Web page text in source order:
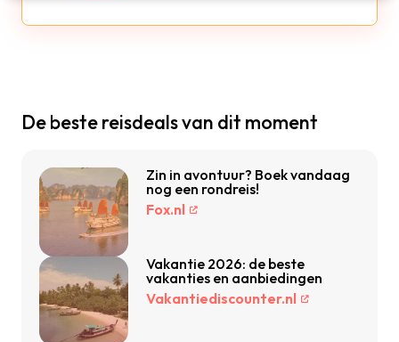
De beste reisdeals van dit moment
Zin in avontuur? Boek vandaag
nog een rondreis!
Fox.nl
Vakantie 2026: de beste
vakanties en aanbiedingen
Vakantiediscounter.nl